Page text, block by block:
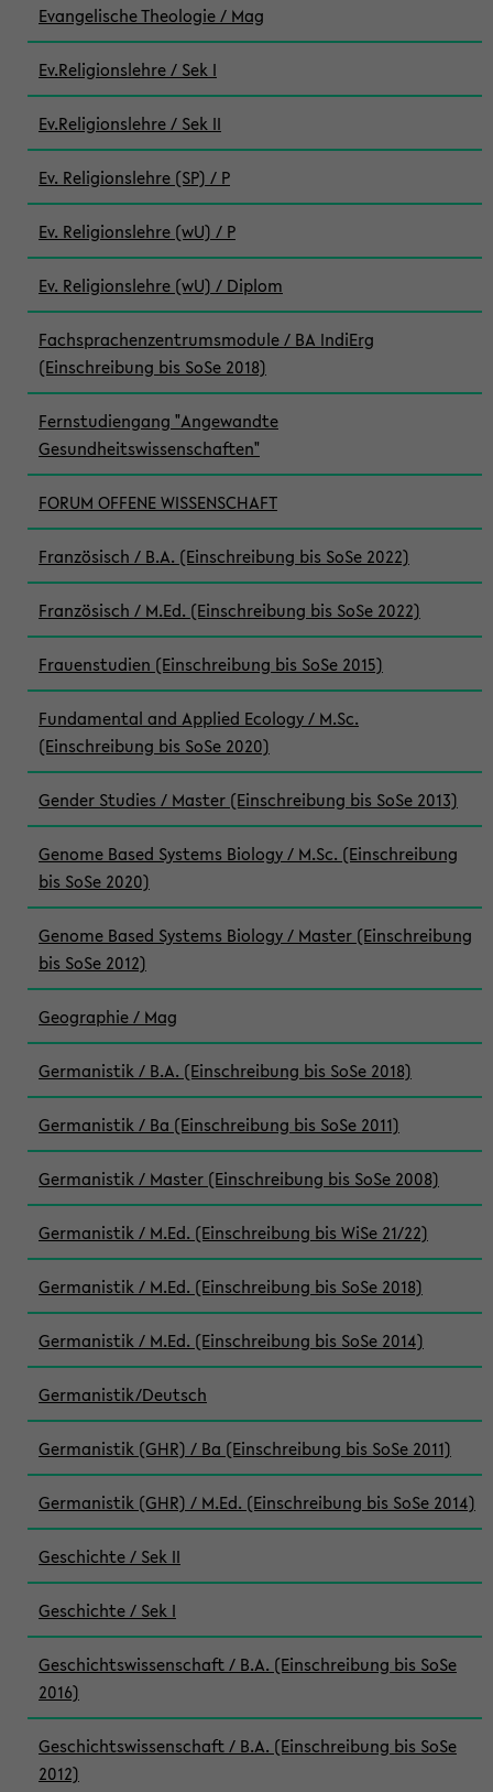
Evangelische Theologie / Mag
Ev.Religionslehre / Sek I
Ev.Religionslehre / Sek II
Ev. Religionslehre (SP) / P
Ev. Religionslehre (wU) / P
Ev. Religionslehre (wU) / Diplom
Fachsprachenzentrumsmodule / BA IndiErg
(Einschreibung bis SoSe 2018)
Fernstudiengang "Angewandte
Gesundheitswissenschaften"
FORUM OFFENE WISSENSCHAFT
Französisch / B.A. (Einschreibung bis SoSe 2022)
Französisch / M.Ed. (Einschreibung bis SoSe 2022)
Frauenstudien (Einschreibung bis SoSe 2015)
Fundamental and Applied Ecology / M.Sc.
(Einschreibung bis SoSe 2020)
Gender Studies / Master (Einschreibung bis SoSe 2013)
Genome Based Systems Biology / M.Sc. (Einschreibung
bis SoSe 2020)
Genome Based Systems Biology / Master (Einschreibung
bis SoSe 2012)
Geographie / Mag
Germanistik / B.A. (Einschreibung bis SoSe 2018)
Germanistik / Ba (Einschreibung bis SoSe 2011)
Germanistik / Master (Einschreibung bis SoSe 2008)
Germanistik / M.Ed. (Einschreibung bis WiSe 21/22)
Germanistik / M.Ed. (Einschreibung bis SoSe 2018)
Germanistik / M.Ed. (Einschreibung bis SoSe 2014)
Germanistik/Deutsch
Germanistik (GHR) / Ba (Einschreibung bis SoSe 2011)
Germanistik (GHR) / M.Ed. (Einschreibung bis SoSe 2014)
Geschichte / Sek II
Geschichte / Sek I
Geschichtswissenschaft / B.A. (Einschreibung bis SoSe
2016)
Geschichtswissenschaft / B.A. (Einschreibung bis SoSe
2012)